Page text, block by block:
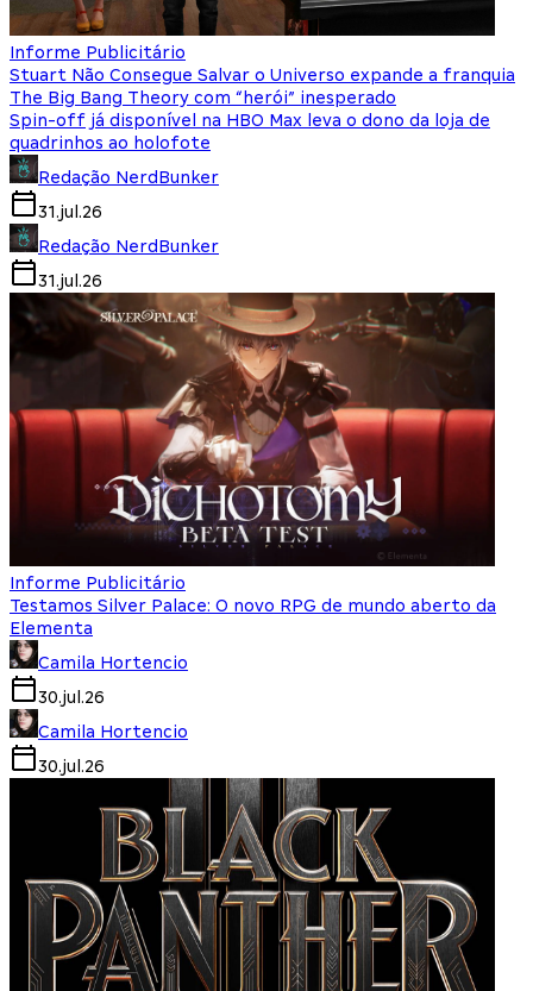
Informe Publicitário
Stuart Não Consegue Salvar o Universo expande a franquia
The Big Bang Theory com “herói” inesperado
Spin-off já disponível na HBO Max leva o dono da loja de
quadrinhos ao holofote
Redação NerdBunker
31.jul.26
Redação NerdBunker
31.jul.26
Informe Publicitário
Testamos Silver Palace: O novo RPG de mundo aberto da
Elementa
Camila Hortencio
30.jul.26
Camila Hortencio
30.jul.26